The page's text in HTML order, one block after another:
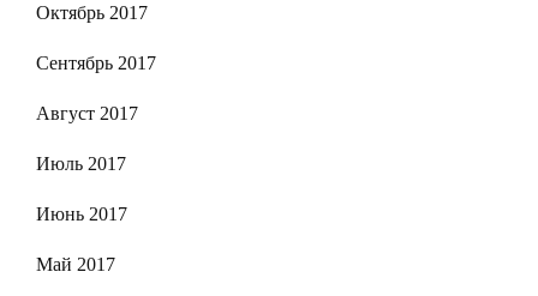
Октябрь 2017
Сентябрь 2017
Август 2017
Июль 2017
Июнь 2017
Май 2017